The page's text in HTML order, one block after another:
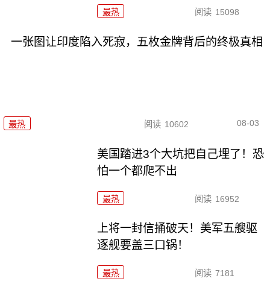
最热 阅读 15098
一张图让印度陷入死寂，五枚金牌背后的终极真相
最热 阅读 10602 08-03
美国踏进3个大坑把自己埋了！恐
怕一个都爬不出
最热 阅读 16952
上将一封信捅破天！美军五艘驱
逐舰要盖三口锅！
最热 阅读 7181